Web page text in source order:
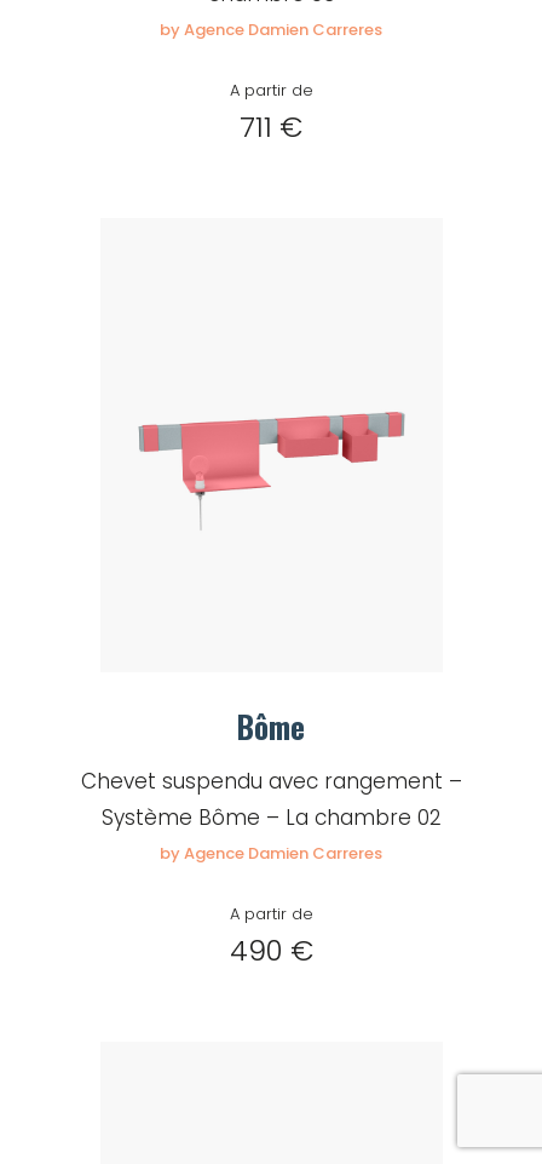
by Agence Damien Carreres
A partir de
711 €
Bôme
Chevet suspendu avec rangement –
Système Bôme – La chambre 02
by Agence Damien Carreres
A partir de
490 €